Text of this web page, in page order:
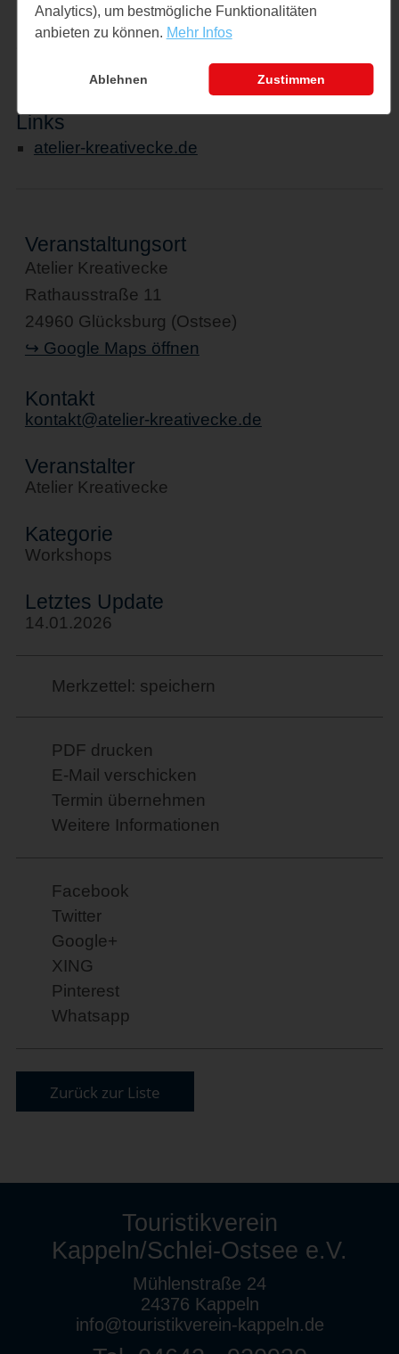
Personen
zzgl. 30 € für jede weitere Person, max. 12
Links
atelier-kreativecke.de
Veranstaltungsort
Atelier Kreativecke
Rathausstraße 11
24960 Glücksburg (Ostsee)
↪ Google Maps öffnen
Kontakt
kontakt@atelier-kreativecke.de
Veranstalter
Atelier Kreativecke
Kategorie
Workshops
Letztes Update
14.01.2026
Merkzettel: speichern
PDF drucken
E-Mail verschicken
Termin übernehmen
Weitere Informationen
Facebook
Twitter
Google+
XING
Pinterest
Whatsapp
Zurück zur Liste
Touristikverein
Kappeln/Schlei-Ostsee e.V.
Mühlenstraße 24
24376 Kappeln
info@touristikverein-kappeln.de
Analytics), um bestmögliche Funktionalitäten
anbieten zu können. Mehr Infos
Ablehnen Zustimmen